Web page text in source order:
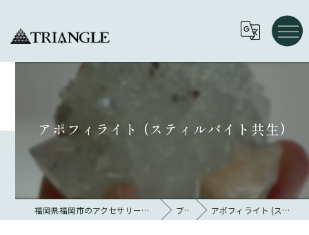
アポフィライト (スティルバイト共生)
福岡県福岡市のアクセサリーならトライアングル 大名 ブログ アポフィライト (スティルバイト共生)